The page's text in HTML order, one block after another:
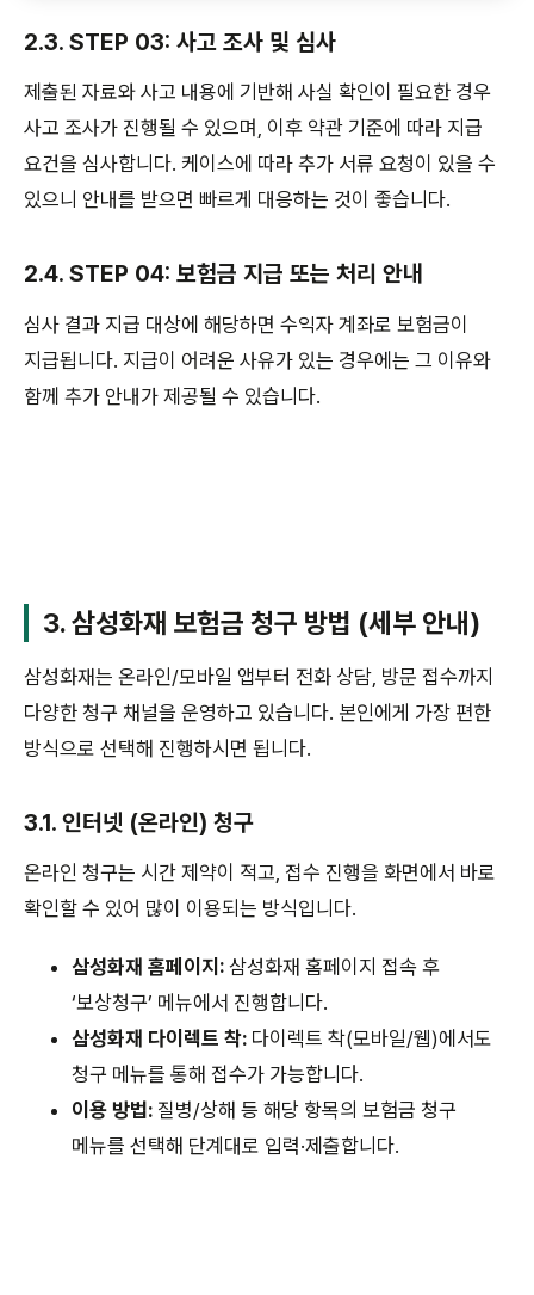
2.3. STEP 03: 사고 조사 및 심사
제출된 자료와 사고 내용에 기반해 사실 확인이 필요한 경우
사고 조사가 진행될 수 있으며, 이후 약관 기준에 따라 지급
요건을 심사합니다. 케이스에 따라 추가 서류 요청이 있을 수
있으니 안내를 받으면 빠르게 대응하는 것이 좋습니다.
2.4. STEP 04: 보험금 지급 또는 처리 안내
심사 결과 지급 대상에 해당하면 수익자 계좌로 보험금이
지급됩니다. 지급이 어려운 사유가 있는 경우에는 그 이유와
함께 추가 안내가 제공될 수 있습니다.
3. 삼성화재 보험금 청구 방법 (세부 안내)
삼성화재는 온라인/모바일 앱부터 전화 상담, 방문 접수까지
다양한 청구 채널을 운영하고 있습니다. 본인에게 가장 편한
방식으로 선택해 진행하시면 됩니다.
3.1. 인터넷 (온라인) 청구
온라인 청구는 시간 제약이 적고, 접수 진행을 화면에서 바로
확인할 수 있어 많이 이용되는 방식입니다.
삼성화재 홈페이지: 삼성화재 홈페이지 접속 후
‘보상청구’ 메뉴에서 진행합니다.
삼성화재 다이렉트 착: 다이렉트 착(모바일/웹)에서도
청구 메뉴를 통해 접수가 가능합니다.
이용 방법: 질병/상해 등 해당 항목의 보험금 청구
메뉴를 선택해 단계대로 입력·제출합니다.